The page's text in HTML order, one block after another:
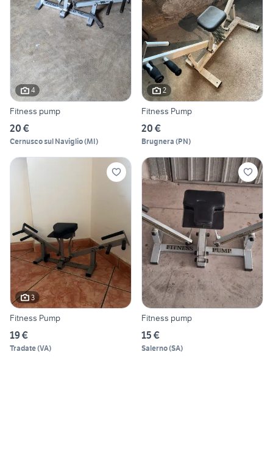
4
Fitness pump
20 €
Cernusco sul Naviglio(MI)
2
Fitness Pump
20 €
Brugnera (PN)
3
Fitness Pump
19 €
Tradate(VA)
Fitness pump
15 €
Salerno(SA)